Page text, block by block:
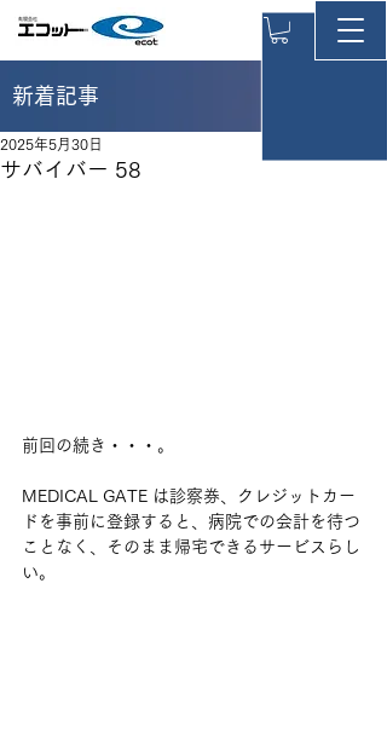
新着記事
サバイバー 58
2025年5月30日
前回の続き・・・。
MEDICAL GATE は診察券、クレジットカー
ドを事前に登録すると、病院での会計を待つ
ことなく、そのまま帰宅できるサービスらし
い。